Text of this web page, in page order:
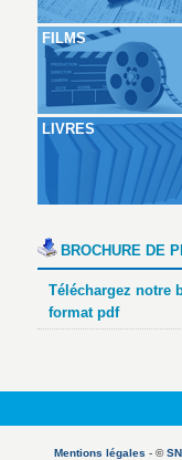
FILMS
LIVRES
BROCHURE DE
Téléchargez notre
format pdf
Mentions légales - ©